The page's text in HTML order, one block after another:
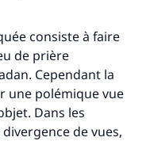
consiste à faire
de prière
Cependant la
une polémique vue
Dans les
de vues,